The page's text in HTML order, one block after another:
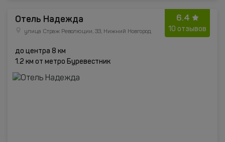
6.4
10 отзывов
Отель Надежда
улица Страж Революции, 33, Нижний Новгород
до центра 8 км
1.2 км от метро Буревестник